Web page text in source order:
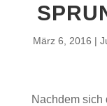
März 6, 2016
Nachdem sich
Jobbörse